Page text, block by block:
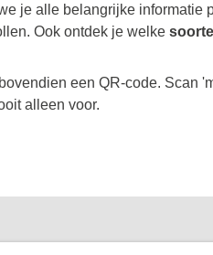
je alle belangrijke informatie
Ook ontdek je welke
een QR-code. Scan
alleen voor.